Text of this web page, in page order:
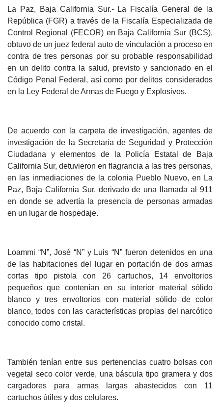
La Paz, Baja California Sur.- La Fiscalía General de la
República (FGR) a través de la Fiscalía Especializada de
Control Regional (FECOR) en Baja California Sur (BCS),
obtuvo de un juez federal auto de vinculación a proceso en
contra de tres personas por su probable responsabilidad
en un delito contra la salud, previsto y sancionado en el
Código Penal Federal, así como por delitos considerados
en la Ley Federal de Armas de Fuego y Explosivos.
De acuerdo con la carpeta de investigación, agentes de
investigación de la Secretaría de Seguridad y Protección
Ciudadana y elementos de la Policía Estatal de Baja
California Sur, detuvieron en flagrancia a las tres personas,
en las inmediaciones de la colonia Pueblo Nuevo, en La
Paz, Baja California Sur, derivado de una llamada al 911
en donde se advertía la presencia de personas armadas
en un lugar de hospedaje.
Loammi “N”, José “N” y Luis “N” fueron detenidos en una
de las habitaciones del lugar en portación de dos armas
cortas tipo pistola con 26 cartuchos, 14 envoltorios
pequeños que contenían en su interior material sólido
blanco y tres envoltorios con material sólido de color
blanco, todos con las características propias del narcótico
conocido como cristal.
También tenían entre sus pertenencias cuatro bolsas con
vegetal seco color verde, una báscula tipo gramera y dos
cargadores para armas largas abastecidos con 11
cartuchos útiles y dos celulares.